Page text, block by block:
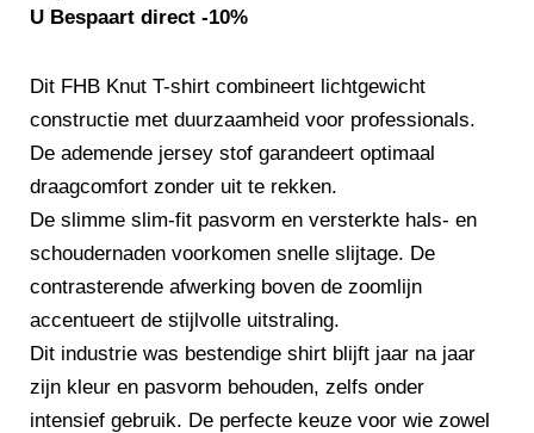
€16,50.€13,50.
U Bespaart direct -10%
Dit FHB Knut T-shirt combineert lichtgewicht
constructie met duurzaamheid voor professionals.
De ademende jersey stof garandeert optimaal
draagcomfort zonder uit te rekken.
De slimme slim-fit pasvorm en versterkte hals- en
schoudernaden voorkomen snelle slijtage. De
contrasterende afwerking boven de zoomlijn
accentueert de stijlvolle uitstraling.
Dit industrie was bestendige shirt blijft jaar na jaar
zijn kleur en pasvorm behouden, zelfs onder
intensief gebruik. De perfecte keuze voor wie zowel